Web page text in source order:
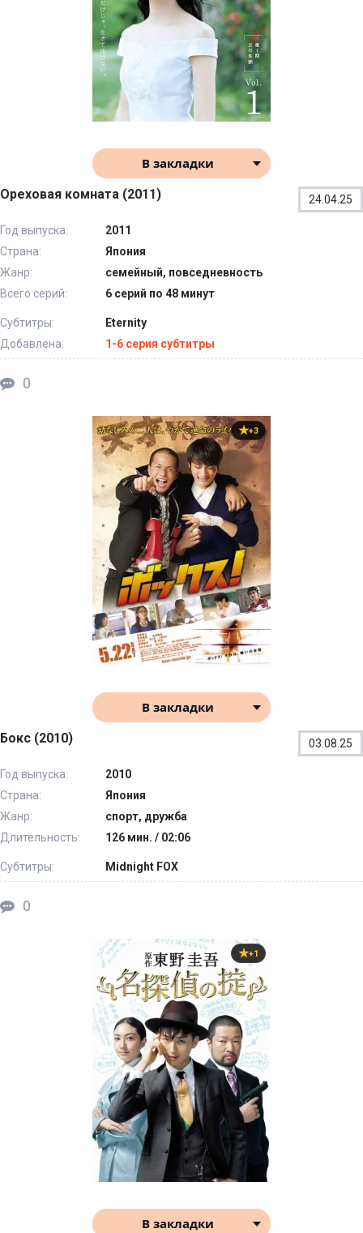
В закладки
Ореховая комната (2011) 24.04.25
Год выпуска:
2011
Страна:
Япония
Жанр:
семейный, повседневность
Всего серий:
6 серий по 48 минут
Субтитры:
Eternity
Добавлена:
1-6 серия субтитры
0
+3
В закладки
Бокс (2010) 03.08.25
Год выпуска:
2010
Страна:
Япония
Жанр:
спорт, дружба
Длительность:
126 мин. / 02:06
Субтитры: Midnight FOX
0
+1
В закладки